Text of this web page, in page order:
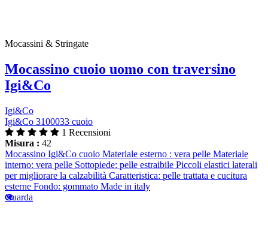
Mocassini & Stringate
Mocassino cuoio uomo con traversino
Igi&Co
Igi&Co
Igi&Co 3100033 cuoio
1 Recensioni
Misura : 42
Mocassino Igi&Co cuoio Materiale esterno : vera pelle Materiale
interno: vera pelle Sottopiede: pelle estraibile Piccoli elastici laterali
per migliorare la calzabilità Caratteristica: pelle trattata e cucitura
esterne Fondo: gommato Made in italy
Guarda